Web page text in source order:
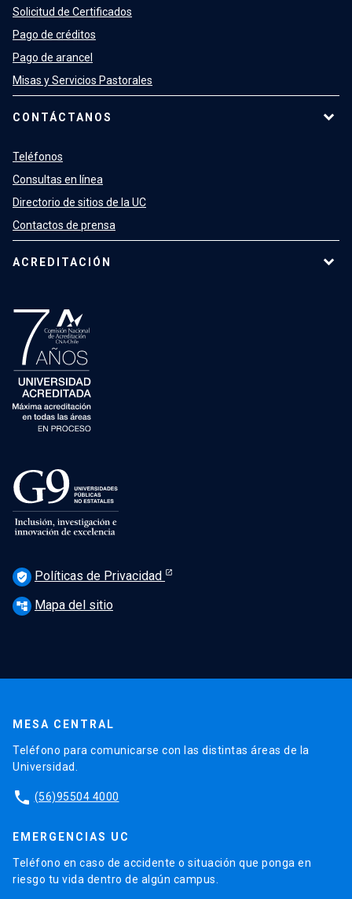
Solicitud de Certificados
Pago de créditos
Pago de arancel
Misas y Servicios Pastorales
CONTÁCTANOS
Teléfonos
Consultas en línea
Directorio de sitios de la UC
Contactos de prensa
ACREDITACIÓN
verified_user Políticas de Privacidad
account_tree Mapa del sitio
MESA CENTRAL
Teléfono para comunicarse con las distintas áreas de la
Universidad.
phone (56)95504 4000
EMERGENCIAS UC
Teléfono en caso de accidente o situación que ponga en
riesgo tu vida dentro de algún campus.